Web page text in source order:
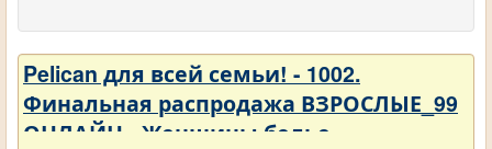
Pelican для всей семьи! - 1002.
Финальная распродажа ВЗРОСЛЫЕ_99
ОНЛАЙН - Женщины белье